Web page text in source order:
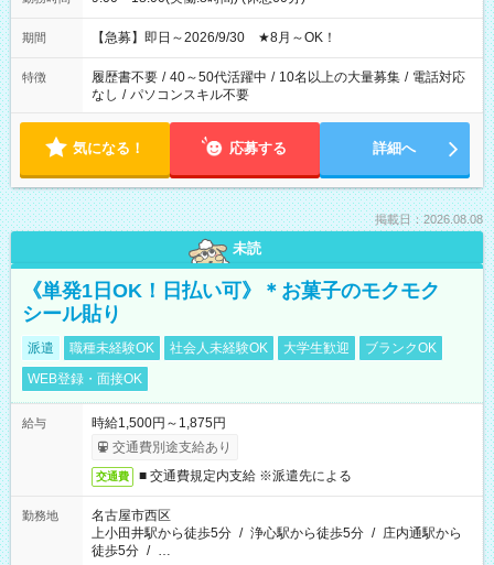
期間 【急募】即日～2026/9/30 ★8月～OK！
特徴 履歴書不要 / 40～50代活躍中 / 10名以上の大量募集 / 電話対応
なし / パソコンスキル不要
気になる！ 応募する 詳細へ
掲載日：2026.08.08
未読
《単発1日OK！日払い可》＊お菓子のモクモク
シール貼り
派遣 職種未経験OK 社会人未経験OK 大学生歓迎
ブランクOK
WEB登録・面接OK
給与
時給1,500円～1,875円
交通費別途支給あり
交通費 ■ 交通費規定内支給 ※派遣先による
勤務地
名古屋市西区
上小田井駅から徒歩5分 / 浄心駅から徒歩5分 / 庄内通駅から
徒歩5分 / …